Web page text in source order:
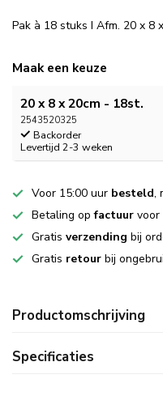
Pak à 18 stuks I Afm. 20 x 8
Maak een keuze
20 x 8 x 20cm - 18st.
2543520325
Backorder
Levertijd 2-3 weken
Voor 15:00 uur besteld,
Betaling opfactuur voor
Gratis verzending bij
Gratis retour bij
Productomschrijving
Specificaties